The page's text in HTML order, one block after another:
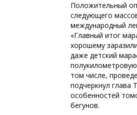
Положительный
следующего
международный
«Главный итог
хорошему
даже детский
том числе,
подчеркнул глава
особенностей
бегунов.